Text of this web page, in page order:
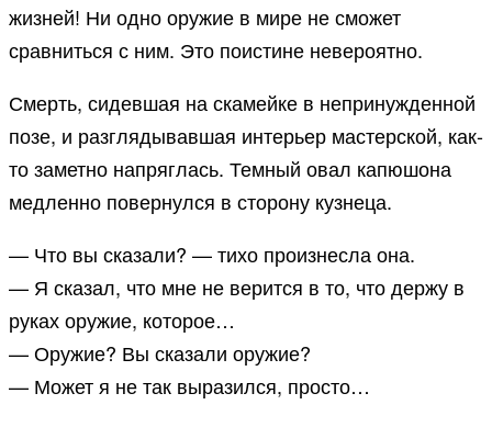
жизней! Ни одно оружие в мире не сможет
сравниться с ним. Это поистине невероятно.
Смерть, сидевшая на скамейке в непринужденной
позе, и разглядывавшая интерьер мастерской, как-
то заметно напряглась. Темный овал капюшона
медленно повернулся в сторону кузнеца.
— Что вы сказали? — тихо произнесла она.
— Я сказал, что мне не верится в то, что держу в
руках оружие, которое…
— Оружие? Вы сказали оружие?
— Может я не так выразился, просто…